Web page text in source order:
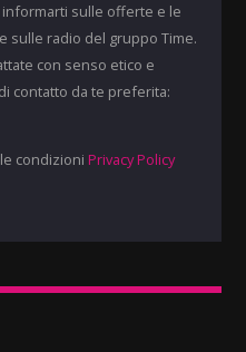
informarti sulle offerte e le
sulle radio del gruppo Time.
con senso etico e
contatto da te preferita:
condizioni Privacy Policy